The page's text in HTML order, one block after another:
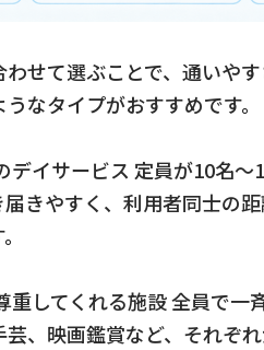
せて選ぶことで、通いや
なタイプがおすすめです。
イサービス 定員が10名〜
きやすく、利用者同士の
してくれる施設 全員で一
、映画鑑賞など、それぞ